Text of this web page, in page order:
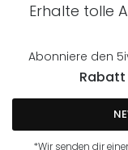
Erhalte tolle
Abonniere den
Rabatt
*Wir senden dir